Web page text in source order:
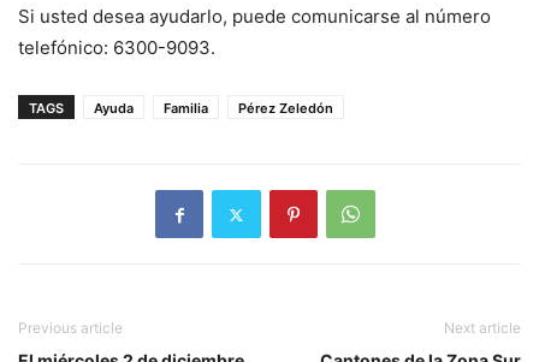
Si usted desea ayudarlo, puede comunicarse al número
telefónico: 6300-9093.
TAGS Ayuda Familia Pérez Zeledón
Previous article Next article